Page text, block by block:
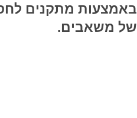
באמצעות מתקנים
של משאבים.